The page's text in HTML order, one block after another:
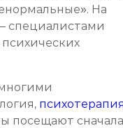
На
специалистами
посещают сначала